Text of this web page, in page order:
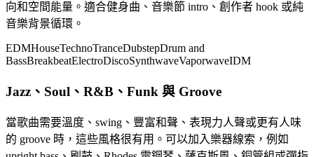
向和空間能量。適合健身曲、音樂節 intro、創作者 hook 或純
音樂背景循環。
EDMHouseTechnoTranceDubstepDrum and
BassBreakbeatElectroDiscoSynthwaveVaporwaveIDM
Jazz、Soul、R&B、Funk 與 Groove
當歌曲需要溫度、swing、豐富和聲、表現力人聲或更有人味
的 groove 時，這些風格很有用。可以加入樂器線索，例如